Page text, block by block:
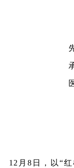
12月8日，以“